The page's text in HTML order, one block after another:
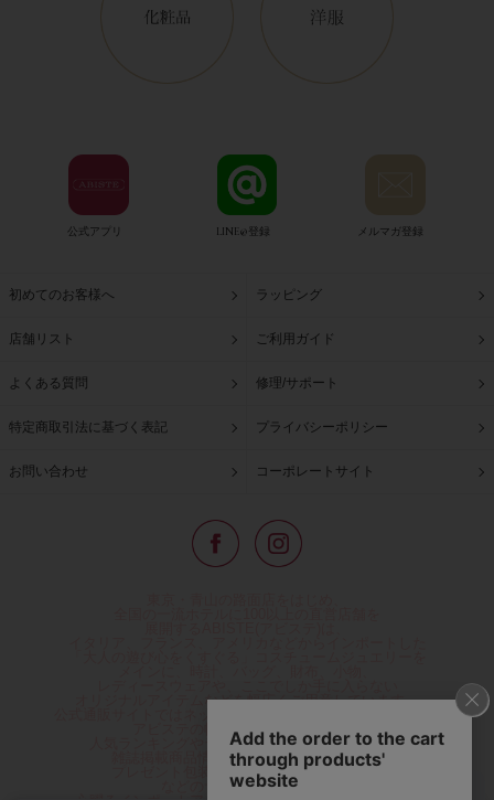
公式アプリ LINE@登録 メルマガ登録
初めてのお客様へ ラッピング
店舗リスト ご利用ガイド
よくある質問 修理/サポート
特定商取引法に基づく表記 プライバシーポリシー
お問い合わせ コーポレートサイト
オリジナルアイテムなどを幅広くご用意しています。
アビステの幅広い商品を取り揃え、
人気ランキングやテレビなどメディア着用商品、
雑誌掲載商品情報を紹介するコンテンツ、
プレゼント包装無料や独自のポイント還元
などのサービスをご提供。